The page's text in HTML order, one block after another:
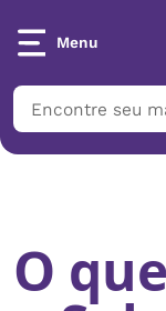
Menu
Início/Notícias/O
O